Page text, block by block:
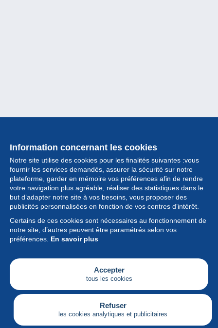
Information concernant les cookies
Notre site utilise des cookies pour les finalités suivantes :vous
fournir les services demandés, assurer la sécurité sur notre
plateforme, garder en mémoire vos préférences afin de rendre
votre navigation plus agréable, réaliser des statistiques dans le
but d’adapter notre site à vos besoins, vous proposer des
publicités personnalisées en fonction de vos centres d’intérêt.
Certains de ces cookies sont nécessaires au fonctionnement de
notre site, d’autres peuvent être paramétrés selon vos
préférences. En savoir plus
Accepter
tous les cookies
Refuser
les cookies analytiques et publicitaires
Collection
Actualités
Fonctionnalités
Société
Services
Articles